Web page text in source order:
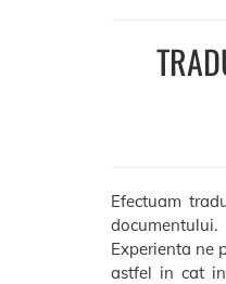
Efectuam
documentului.
Experienta ne
astfel in cat